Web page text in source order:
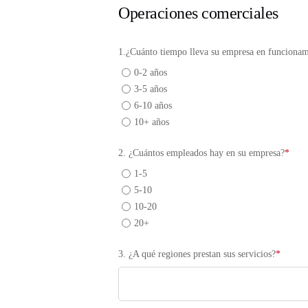
Operaciones comerciales
1.¿Cuánto tiempo lleva su empresa en
0-2 años
3-5 años
6-10 años
10+ años
2. ¿Cuántos empleados hay en su empresa?*
1-5
5-10
10-20
20+
3. ¿A qué regiones prestan sus servicios?*